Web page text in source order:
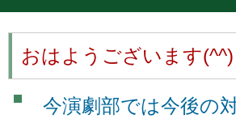
おはようございます(^^)
今演劇部では今後の